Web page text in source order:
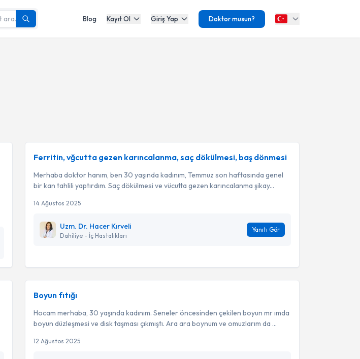
Blog Kayıt Ol Giriş Yap Doktor musun?
Ferritin, vğcutta gezen karıncalanma, saç dökülmesi, baş dönmesi
Merhaba doktor hanım, ben 30 yaşında kadınım, Temmuz son haftasında genel
bir kan tahlili yaptırdım. Saç dökülmesi ve vücutta gezen karıncalanma şikay...
14 Ağustos 2025
Uzm. Dr. Hacer Kırveli
Dahiliye - İç Hastalıkları
Yanıtı Gör
Boyun fıtığı
Hocam merhaba, 30 yaşında kadınım. Seneler öncesinden çekilen boyun mr ımda
boyun düzleşmesi ve disk taşması çıkmıştı. Ara ara boynum ve omuzlarım da ...
12 Ağustos 2025